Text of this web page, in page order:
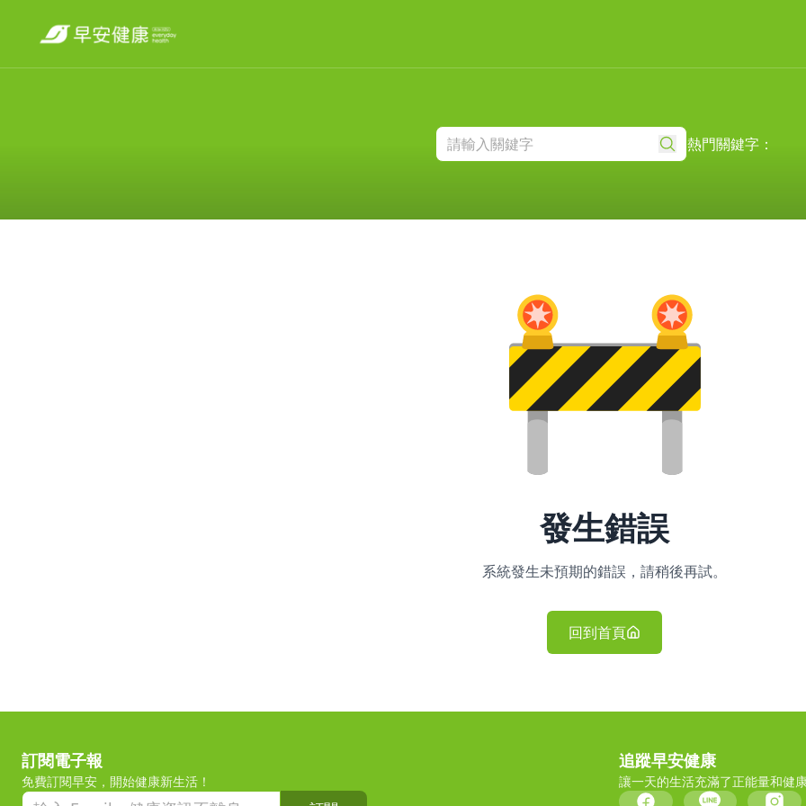
熱門關鍵字：
發生錯誤
系統發生未預期的錯誤，請稍後再試。
回到首頁
訂閱電子報
免費訂閱早安，開始健康新生活！
追蹤早安健康
讓一天的生活充滿了正能量和健